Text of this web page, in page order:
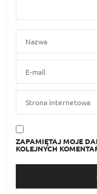
ZAPAMIĘTAJ MOJE
KOLEJNYCH